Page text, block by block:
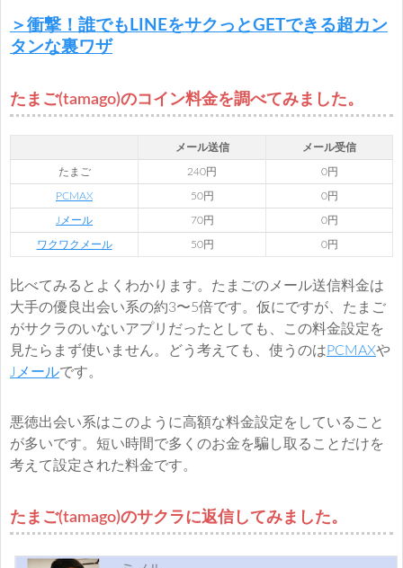
＞衝撃！誰でもLINEをサクっとGETできる超カン
タンな裏ワザ
たまご(tamago)のコイン料金を調べてみました。
メール送信 メール受信
たまご 240円 0円
PCMAX 50円 0円
Jメール 70円 0円
ワクワクメール 50円 0円
比べてみるとよくわかります。たまごのメール送信料金は
大手の優良出会い系の約3〜5倍です。仮にですが、たまご
がサクラのいないアプリだったとしても、この料金設定を
見たらまず使いません。どう考えても、使うのはPCMAXや
Jメールです。
悪徳出会い系はこのように高額な料金設定をしていること
が多いです。短い時間で多くのお金を騙し取ることだけを
考えて設定された料金です。
たまご(tamago)のサクラに返信してみました。